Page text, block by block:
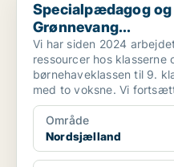
Specialpædagog
Grønnevang...
Vi har siden 2024
ressourcer hos klasserne
børnehaveklassen til 9.
med to voksne. Vi
Område
Nordsjælland